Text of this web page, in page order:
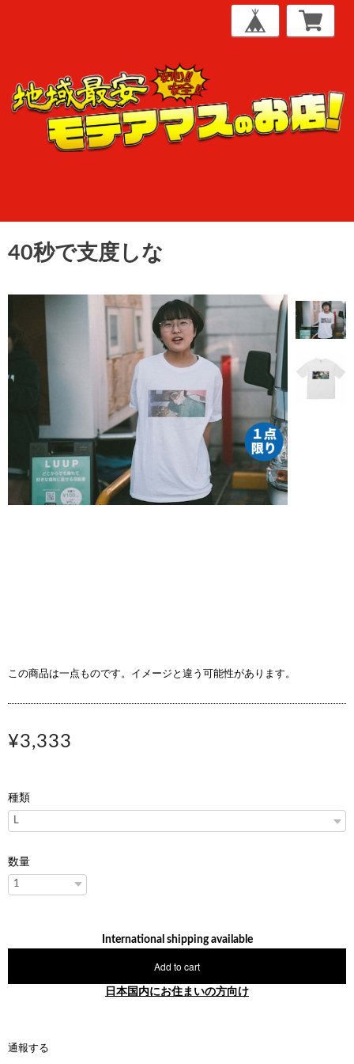
40秒で支度しな
この商品は一点ものです。イメージと違う可能性があります。
¥3,333
種類
数量
International shipping available
Add to cart
日本国内にお住まいの方向け
通報する